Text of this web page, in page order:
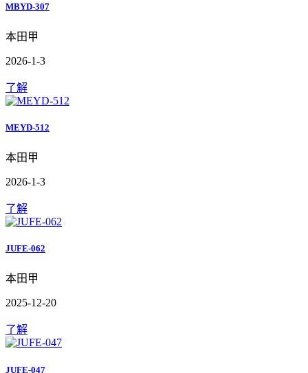
MBYD-307
本田甲
2026-1-3
了解
MEYD-512
本田甲
2026-1-3
了解
JUFE-062
本田甲
2025-12-20
了解
JUFE-047